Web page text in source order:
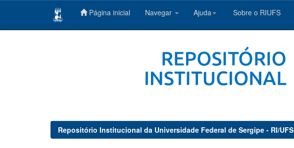
Página inicial Navegar Ajuda Sobre o RIUFS
Repositório Institucional da Universidade Federal de Sergipe - RI/UFS